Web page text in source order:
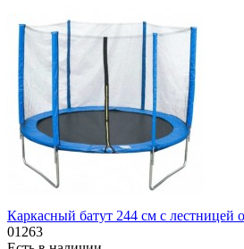
Каркасный батут 244 см с лестницей
01263